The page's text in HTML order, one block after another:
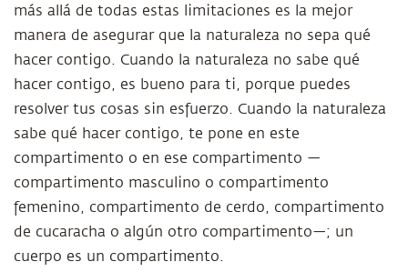
más allá de todas estas limitaciones es la mejor
manera de asegurar que la naturaleza no sepa qué
hacer contigo. Cuando la naturaleza no sabe qué
hacer contigo, es bueno para ti, porque puedes
resolver tus cosas sin esfuerzo. Cuando la naturaleza
sabe qué hacer contigo, te pone en este
compartimento o en ese compartimento —
compartimento masculino o compartimento
femenino, compartimento de cerdo, compartimento
de cucaracha o algún otro compartimento—; un
cuerpo es un compartimento.